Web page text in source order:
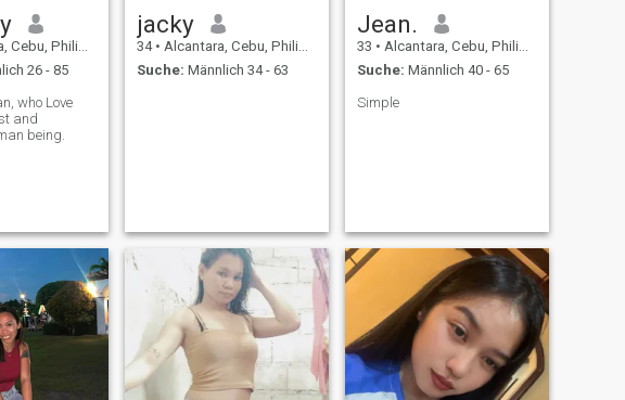
Philippinen
26 - 85
who Love
and
being.
jacky
34 • Alcantara, Cebu, Philippinen
Suche: Männlich 34 - 63
Jean.
33 • Alcantara, Cebu, Philippinen
Suche: Männlich 40 - 65
Simple